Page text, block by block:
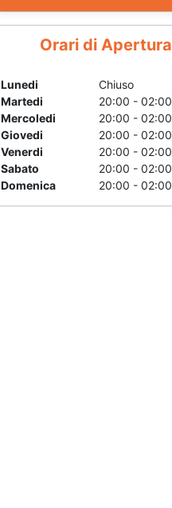
Orari di Apertura
Lunedi
Chiuso
Martedi
20:00 - 02:00
Mercoledi
20:00 - 02:00
Giovedi
20:00 - 02:00
Venerdi
20:00 - 02:00
Sabato
20:00 - 02:00
Domenica
20:00 - 02:00